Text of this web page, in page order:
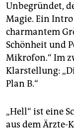
Unbegründet,
Magie. Ein
charmantem
Schönheit und
Mikrofon.“ Im
Klarstellung:
Plan B.“
„Hell“ ist eine
aus dem Ärzte-